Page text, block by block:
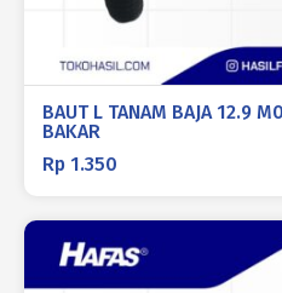
BAUT L TANAM BAJA 12.9
BAKAR
Rp 1.350